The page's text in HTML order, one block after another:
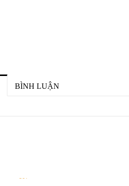
BÌNH LUẬN
-9%